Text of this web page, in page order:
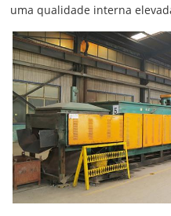
uma qualidade interna